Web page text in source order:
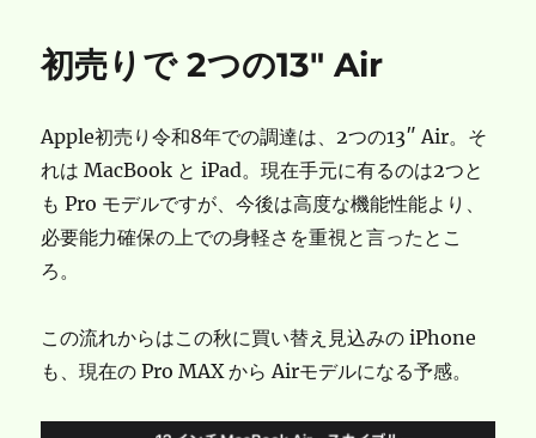
ー
初売りで 2つの13″ Air
Apple初売り令和8年での調達は、2つの13″ Air。そ
れは MacBook と iPad。現在手元に有るのは2つと
も Pro モデルですが、今後は高度な機能性能より、
必要能力確保の上での身軽さを重視と言ったとこ
ろ。
この流れからはこの秋に買い替え見込みの iPhone
も、現在の Pro MAX から Airモデルになる予感。